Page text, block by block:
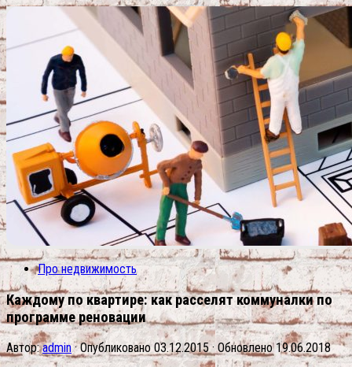
Про недвижимость
Каждому по квартире: как расселят коммуналки по
программе реновации
Автор:admin · Опубликовано03.12.2015· Обновлено19.06.2018